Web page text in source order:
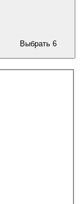
Выбрать 6